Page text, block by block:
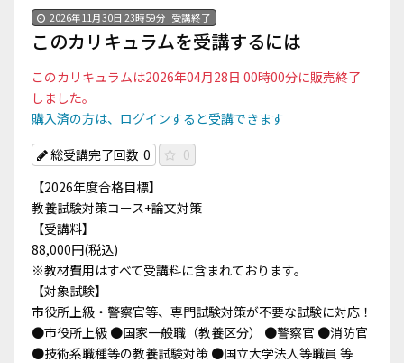
2026年11月30日 23時59分 受講終了
このカリキュラムを受講するには
このカリキュラムは2026年04月28日 00時00分に販売終了
しました。
購入済の方は、ログインすると受講できます
総受講完了回数 0
0
【2026年度合格目標】
教養試験対策コース+論文対策
【受講料】
88,000円(税込)
※教材費用はすべて受講料に含まれております。
【対象試験】
市役所上級・警察官等、専門試験対策が不要な試験に対応！
●市役所上級 ●国家一般職（教養区分） ●警察官 ●消防官
●技術系職種等の教養試験対策 ●国立大学法人等職員 等